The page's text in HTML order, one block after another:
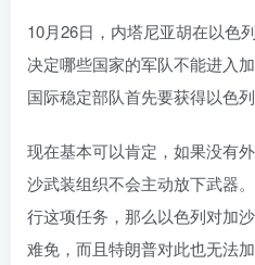
10月26日，内塔尼亚胡在以色
决定哪些国家的军队不能进入
国际稳定部队首先要获得以色列
现在基本可以肯定，如果没有
沙武装组织不会主动放下武器
行这项任务，那么以色列对加
难免，而且特朗普对此也无法